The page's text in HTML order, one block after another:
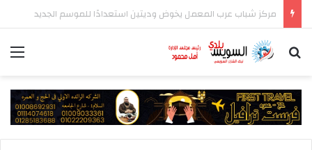
منتخب السويس بتروجت يقترب من ضم مدافع غاني
بحث عن